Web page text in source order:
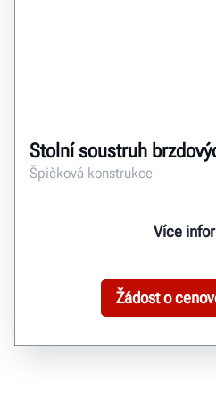
Stolní soustruh
Špičková konstrukce
Více
Žádost o